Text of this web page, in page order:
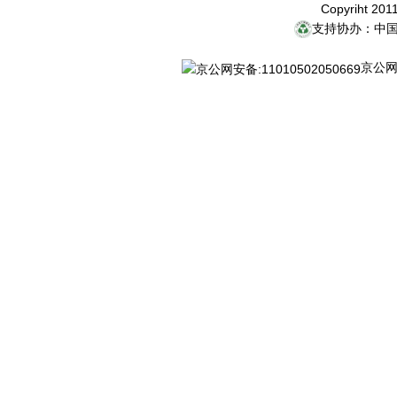
Copyriht
支持协办：中
京公